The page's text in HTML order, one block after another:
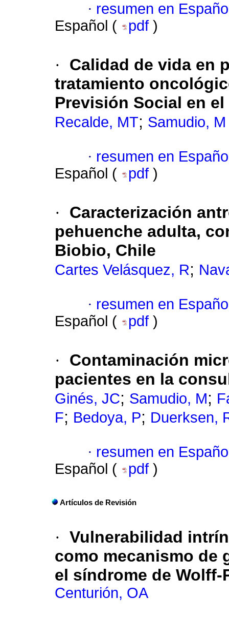
· resumen en
Español (
pdf )
·
Calidad de vida en
tratamiento
Previsión Social en el
Recalde, MT; Samudio, M
· resumen en
Español (
pdf )
·
Caracterización
pehuenche adulta,
Biobio, Chile
Cartes Velásquez, R;
· resumen en
Español (
pdf )
·
Contaminación
pacientes en la
Ginés, JC; Samudio, M;
F; Bedoya, P; Duerksen,
· resumen en
Español (
pdf )
Artículos de Revisión
· Vulnerabilidad
como mecanismo de
el síndrome de
Centurión, OA